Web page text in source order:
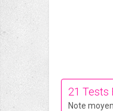
21 Tests
Note